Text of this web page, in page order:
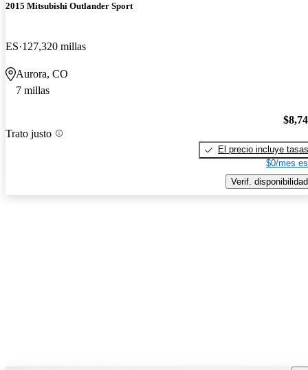
2015 Mitsubishi Outlander Sport
ES 127,320 millas
Aurora, CO
7 millas
Trato justo
El precio incluye tasas
$0/mes
Verif. disponibilidad